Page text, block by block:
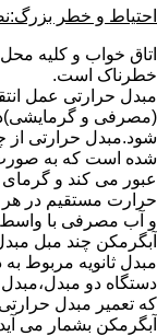
احتیاط و خطر
اتاق خواب و کلیه
خطرناک است.
مبدل حرارتی عمل
(مصرفی و
شود.مبدل حرارتی
شده است که به صورت
عبور می کند و گرمای
حرارت مستقیم در
و آب مصرفی با
آبگرمکن چند مبل
مبدل ثانویه مربوط
دستگاه دو
که تعمیر مبدل
آبگرمکن بشمار می